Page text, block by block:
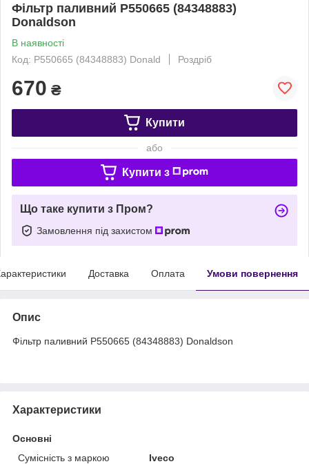
Фільтр паливний P550665 (84348883)
Donaldson
В наявності
Код: P550665 (84348883) Donald
Роздріб
670 ₴
Купити
або
Купити з
Що таке купити з Пром?
Замовлення під захистом
Доставка Оплата Умови повернення
Опис
Фільтр паливний P550665 (84348883) Donaldson
Характеристики
Основні
Сумісність з маркою
Iveco